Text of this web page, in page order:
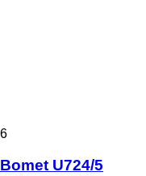
6
Bomet U724/5